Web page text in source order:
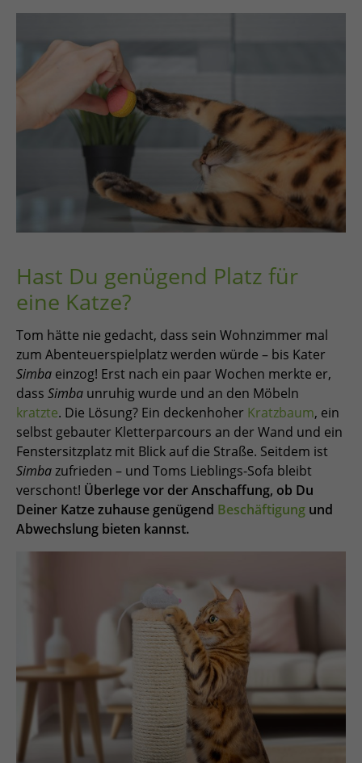
Hast Du genügend Platz für
eine Katze?
Tom hätte nie gedacht, dass sein Wohnzimmer mal
zum Abenteuerspielplatz werden würde – bis Kater
Simba einzog! Erst nach ein paar Wochen merkte er,
dass Simba unruhig wurde und an den Möbeln
kratzte. Die Lösung? Ein deckenhoher Kratzbaum, ein
selbst gebauter Kletterparcours an der Wand und ein
Fenstersitzplatz mit Blick auf die Straße. Seitdem ist
Simbazufrieden – und Toms Lieblings-Sofa bleibt
verschont! Überlege vor der Anschaffung, ob Du
Deiner Katze zuhause genügend Beschäftigung und
Abwechslung bieten kannst.